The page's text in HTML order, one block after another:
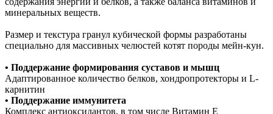
минеральных веществ.
Размер и текстура гранул кубической формы разработаны
специально для массивных челюстей котят породы мейн-кун.
• Поддержание формирования суставов и мышц
Адаптированное количество белков, хондропротекторы и L-
карнитин
• Поддержание иммунитета
Комплекс антиоксидантов, в том числе Витамин Е